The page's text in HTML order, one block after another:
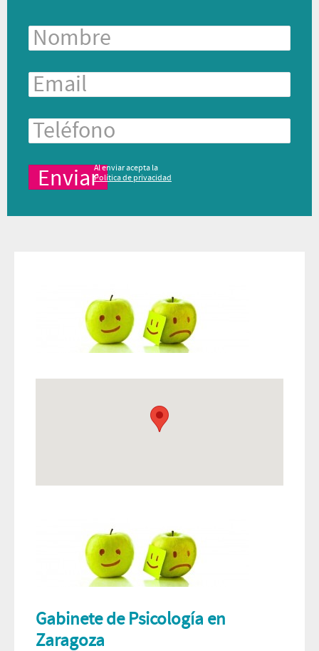
Al enviar acepta la
Política de privacidad
Gabinete de Psicología en
Zaragoza